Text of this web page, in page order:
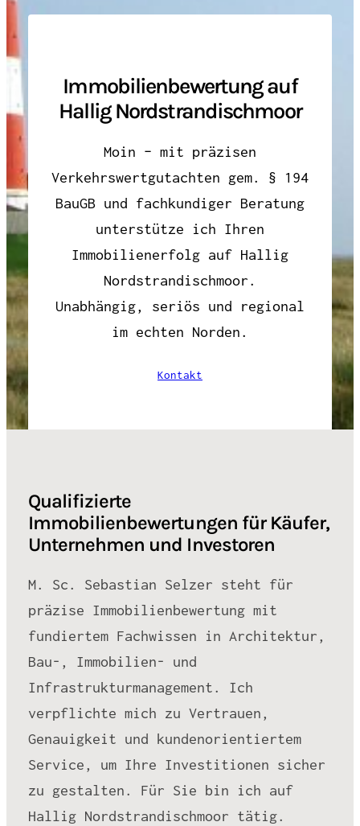
Immobilienbewertung auf
Hallig Nordstrandischmoor
Moin – mit präzisen
Verkehrswertgutachten gem. § 194
BauGB und fachkundiger Beratung
unterstütze ich Ihren
Immobilienerfolg auf Hallig
Nordstrandischmoor.
Unabhängig, seriös und regional
im echten Norden.
Kontakt
Qualifizierte
Immobilienbewertungen für Käufer,
Unternehmen und Investoren
M. Sc. Sebastian Selzer steht für
präzise Immobilienbewertung mit
fundiertem Fachwissen in Architektur,
Bau-, Immobilien- und
Infrastrukturmanagement. Ich
verpflichte mich zu Vertrauen,
Genauigkeit und kundenorientiertem
Service, um Ihre Investitionen sicher
zu gestalten. Für Sie bin ich auf
Hallig Nordstrandischmoor tätig.